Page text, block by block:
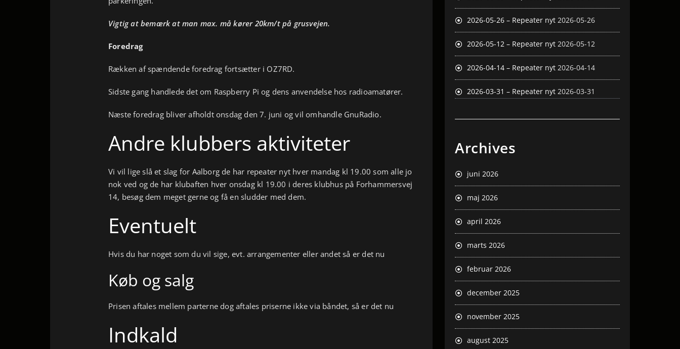
Vigtig at bemærk at man max. må kører 20km/t på grusvejen.
Foredrag
Rækken af spændende foredrag fortsætter i OZ7RD.
Sidste gang handlede det om Raspberry Pi og dens anvendelse hos radioamatører.
Næste foredrag bliver afholdt onsdag den 7. juni og vil omhandle GnuRadio.
Andre klubbers aktiviteter
Vi vil lige slå et slag for Aalborg de har repeater nyt hver mandag kl 19.00 som alle jo
nok ved og de har klubaften hver onsdag kl 19.00 i deres klubhus på Forhammersvej
14, besøg dem meget gerne og få en sludder med dem.
Eventuelt
Hvis du har noget som du vil sige, evt. arrangementer eller andet så er det nu
Køb og salg
Prisen aftales mellem parterne dog aftales priserne ikke via båndet, så er det nu
Indkald
2026-05-26 – Repeater nyt 2026-05-26
2026-05-12 – Repeater nyt 2026-05-12
2026-04-14 – Repeater nyt 2026-04-14
2026-03-31 – Repeater nyt 2026-03-31
Archives
juni 2026
maj 2026
april 2026
marts 2026
februar 2026
december 2025
november 2025
august 2025